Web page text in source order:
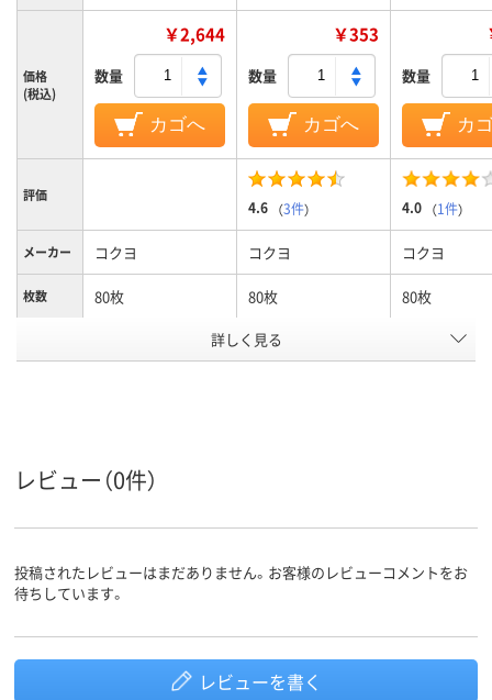
価格
(税込)
￥2,644
数量
カゴへ
￥353
数量
カゴへ
数量
カ
評価
4.6 （3件） 4.0 （1件）
メーカー コクヨ コクヨ コクヨ
枚数 80枚 80枚 80枚
6号（セミB5）、セミ
B5
セミB5
スコア
90
詳しく見る
レビュー（0件）
投稿されたレビューはまだありません。お客様のレビューコメントをお
待ちしています。
レビューを書く